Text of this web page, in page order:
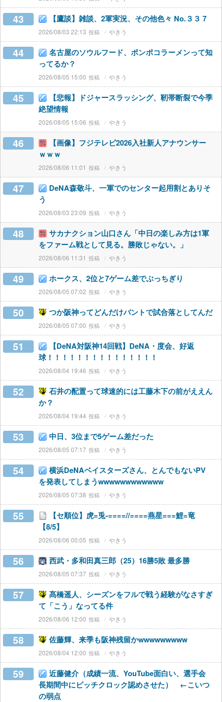
43 【鷹談】雑談、2軍実況、その他色々 No.３３７
2026/08/03 22:13 やきう
44
名古屋のソウルフード、ポンポコラーメンって知
ってるか？
2026/08/05 15:00 やきう
45
【悲報】ドジャースラッシング、靭帯断裂で今季
絶望情報
2026/08/05 15:06 やきう
46
【画像】フジテレビ2026入社新人アナウンサー
ｗｗｗ
2026/08/06 11:01 やきう
47
DeNA森敬斗、一軍でのセンター起用割とありそ
う
2026/08/03 23:09 やきう
48
サカナクション山口さん「中日の楽しみ方は1軍
をファーム戦として見る。勝敗じゃない。」
2026/08/06 11:31 やきう
49 ホークス、2位と7ゲーム差でぶっちぎり
2026/08/05 07:02 やきう
50 つか阪神ってどんだけバントで試合落としてんだ
2026/08/05 07:00 やきう
51
【DeNA対阪神14回戦】DeNA・度会、好返
球！！！！！！！！！！！！！！！
2026/08/04 19:46 やきう
52
石井の配置って球速的には工藤木下の前がええん
か？
2026/08/04 19:44 やきう
53 中日、3位まで5ゲーム差だった
2026/08/05 07:17 やきう
54
横浜DeNAベイスターズさん、とんでもないPV
を発表してしまうwwwwwwwwwwww
2026/08/05 07:38 やきう
55
【セ順位】虎=兎-====//====燕星===鯉=竜
【8/5】
2026/08/06 00:05 やきう
56 西武・多和田真三郎（25）16勝5敗 最多勝
2026/08/05 07:37 やきう
57
髙橋遥人、シーズンをフルで戦う経験がなさすぎ
て「こう」なってる件
2026/08/06 12:00 やきう
58 佐藤輝、来季も阪神残留かwwwwwwwww
2026/08/04 12:00 やきう
59
近藤健介（成績一流、YouTube面白い、選手会
長期間中にピッチクロック認めさせた） ←こいつ
の弱点